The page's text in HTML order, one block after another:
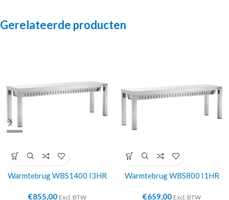
Gerelateerde producten
Warmtebrug WBS1400 I3HR
€855,00 Excl. BTW
Warmtebrug WBS800 I1HR
€659,00 Excl. BTW